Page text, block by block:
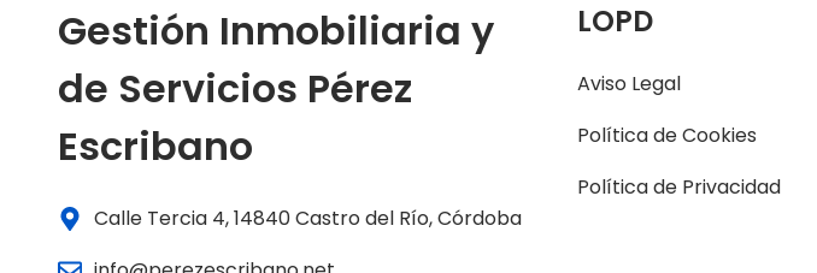
Gestión Inmobiliaria y
de Servicios Pérez
Escribano
Calle Tercia 4, 14840 Castro del Río, Córdoba
LOPD
Aviso Legal
Política de Cookies
Política de Privacidad